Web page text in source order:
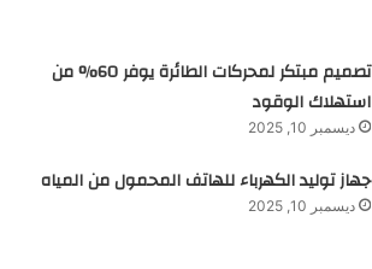
تصميم مبتكر لمحركات الطائرة يوفر 60% من
استهلاك الوقود
ديسمبر 10, 2025
جهاز توليد الكهرباء للهاتف المحمول من المياه
ديسمبر 10, 2025